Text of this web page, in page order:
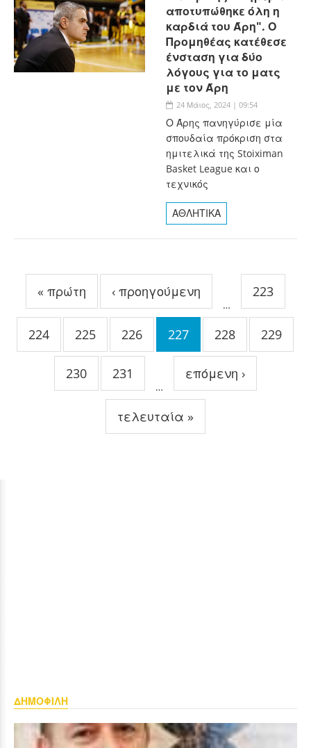
αποτυπώθηκε όλη η
καρδιά του Άρη". Ο
Προμηθέας κατέθεσε
ένσταση για δύο
λόγους για το ματς
με τον Άρη
24 Μάιος, 2024 | 09:54
Ο Άρης πανηγύρισε μία
σπουδαία πρόκριση στα
ημιτελικά της Stoiximan
Basket League και ο
τεχνικός
ΑΘΛΗΤΙΚΑ
« πρώτη ‹ προηγούμενη
…
223
224 225 226 227 228 229
230 231
…
επόμενη ›
τελευταία »
ΔΗΜΟΦΙΛΗ